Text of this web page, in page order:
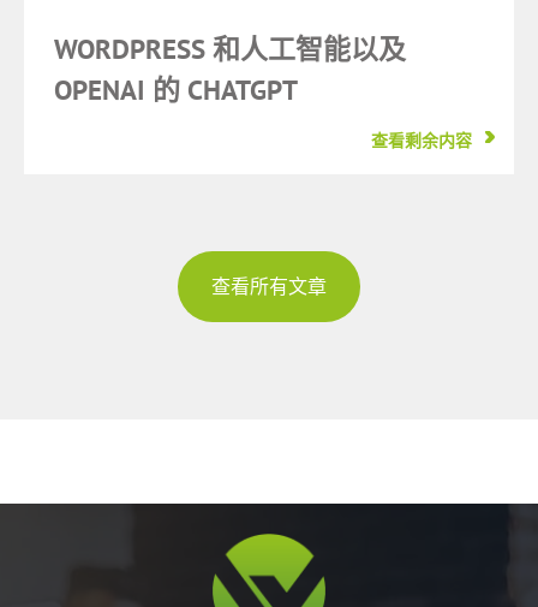
WORDPRESS 和人工智能以及
OPENAI 的 CHATGPT
查看剩余内容
查看所有文章